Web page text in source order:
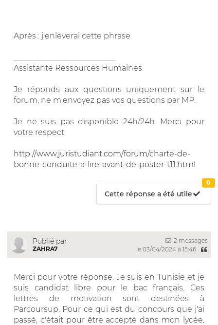
Après : j'enlèverai cette phrase
Assistante Ressources Humaines
Je réponds aux questions uniquement sur le
forum, ne m'envoyez pas vos questions par MP.
Je ne suis pas disponible 24h/24h. Merci pour
votre respect.
http://www.juristudiant.com/forum/charte-de-
bonne-conduite-a-lire-avant-de-poster-t11.html
Cette réponse a été utile
0
Publié par
ZAHRA7
2 messages
le 03/04/2024 à 15:46
Merci pour votre réponse. Je suis en Tunisie et je
suis candidat libre pour le bac français. Ces
lettres de motivation sont destinées à
Parcoursup. Pour ce qui est du concours que j'ai
passé, c'était pour être accepté dans mon lycée.